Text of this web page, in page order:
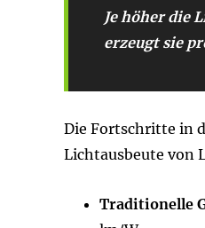
Je höher die
erzeugt sie
Die Fortschritte in
Lichtausbeute von
Traditionelle